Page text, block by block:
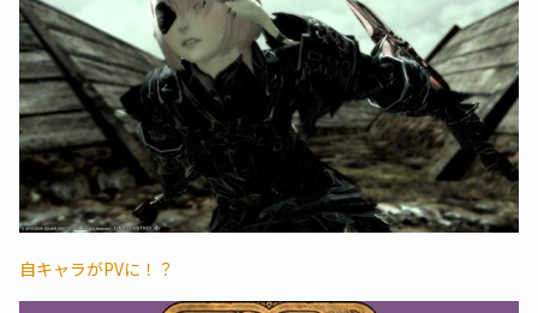
自キャラがPVに！？